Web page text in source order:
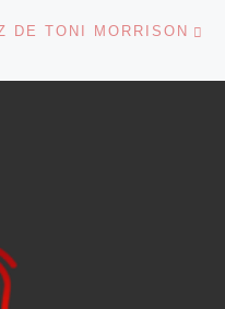
DE TONI MORRISON